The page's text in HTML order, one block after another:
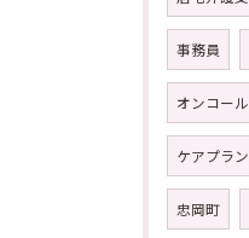
事務員
オンコール
ケアプラ
忠岡町